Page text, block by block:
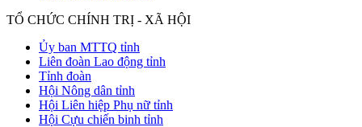
TỔ CHỨC CHÍNH TRỊ - XÃ HỘI
Ủy ban MTTQ tỉnh
Liên đoàn Lao động tỉnh
Tỉnh đoàn
Hội Nông dân tỉnh
Hội Liên hiệp Phụ nữ tỉnh
Hội Cựu chiến binh tỉnh